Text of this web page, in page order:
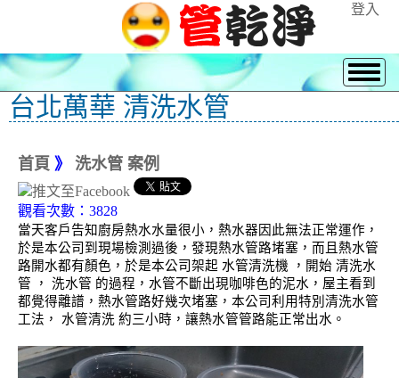
登入
台北萬華 清洗水管
首頁 》 洗水管 案例
觀看次數：3828
當天客戶告知廚房熱水水量很小，熱水器因此無法正常運作，
於是本公司到現場檢測過後，發現熱水管路堵塞，而且熱水管
路開水都有顏色，於是本公司架起 水管清洗機 ，開始 清洗水
管 ， 洗水管 的過程，水管不斷出現咖啡色的泥水，屋主看到
都覺得離譜，熱水管路好幾次堵塞，本公司利用特別清洗水管
工法， 水管清洗 約三小時，讓熱水管管路能正常出水。